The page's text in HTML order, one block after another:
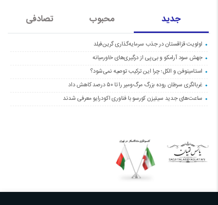
جدید محبوب تصادفی
اولویت قزاقستان در جذب سرمایه‌گذاری گرین‌فیلد
جهش سود آرامکو و بی‌پی از درگیری‌های خاورمیانه
استامینوفن و الکل؛ چرا این ترکیب توصیه نمی‌شود؟
غربالگری سرطان روده بزرگ مرگ‌ومیر را تا ۵۰ درصد کاهش داد
ساعت‌های جدید سیتیزن کورسو با فناوری اکودرایو معرفی شدند